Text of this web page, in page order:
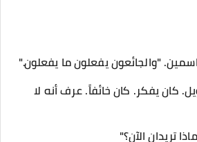
"والجائعون يفعلون ما يفعلون."
يفكر. كان خائفاً. عرف أنه لا
تريدان الآن؟"